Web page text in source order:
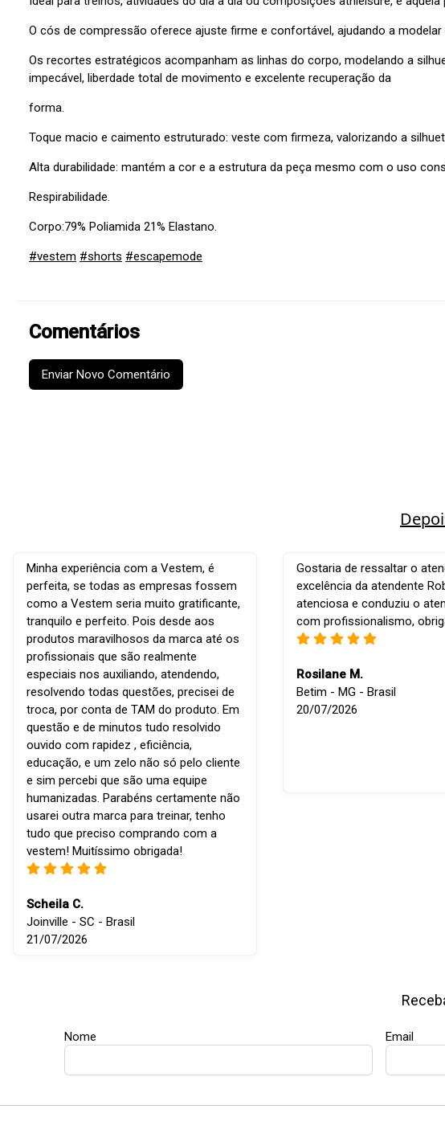
O cós de compressão oferece ajuste firme e confortável, ajudando a
Os recortes estratégicos acompanham as linhas do corpo, modelando a
impecável, liberdade total de movimento e excelente recuperação da
forma.
Toque macio e caimento estruturado: veste com firmeza, valorizando a
Alta durabilidade: mantém a cor e a estrutura da peça mesmo com o uso
Respirabilidade.
Corpo:79% Poliamida 21% Elastano.
#vestem #shorts #escapemode
Comentários
Enviar Novo Comentário
Minha experiência com a Vestem, é
perfeita, se todas as empresas fossem
como a Vestem seria muito gratificante,
tranquilo e perfeito. Pois desde aos
produtos maravilhosos da marca até os
profissionais que são realmente
especiais nos auxiliando, atendendo,
resolvendo todas questões, precisei de
troca, por conta de TAM do produto. Em
questão e de minutos tudo resolvido
ouvido com rapidez , eficiência,
educação, e um zelo não só pelo cliente
e sim percebi que são uma equipe
humanizadas. Parabéns certamente não
usarei outra marca para treinar, tenho
tudo que preciso comprando com a
vestem! Muitíssimo obrigada!
Scheila C.
Joinville - SC - Brasil
21/07/2026
Gostaria de ressaltar o
excelência da atendente
atenciosa e conduziu o
com profissionalismo,
Rosilane M.
Betim - MG - Brasil
20/07/2026
Nome Email